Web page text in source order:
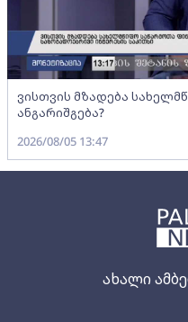
ახალი
ვისთვის მზადება
ანგარიშგება?
2026/08/05 13:47